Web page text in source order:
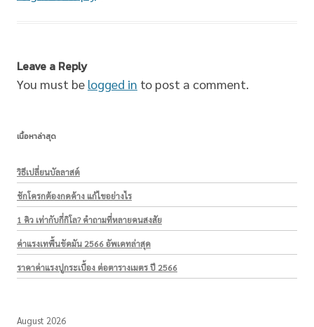
Leave a Reply
You must be logged in to post a comment.
เนื้อหาล่าสุด
วิธีเปลี่ยนบัลลาสต์
ชักโครกต้องกดค้าง แก้ไขอย่างไร
1 คิว เท่ากับกี่กิโล? คำถามที่หลายคนสงสัย
ค่าแรงเทพื้นขัดมัน 2566 อัพเดทล่าสุด
ราคาค่าแรงปูกระเบื้อง ต่อตารางเมตร ปี 2566
August 2026